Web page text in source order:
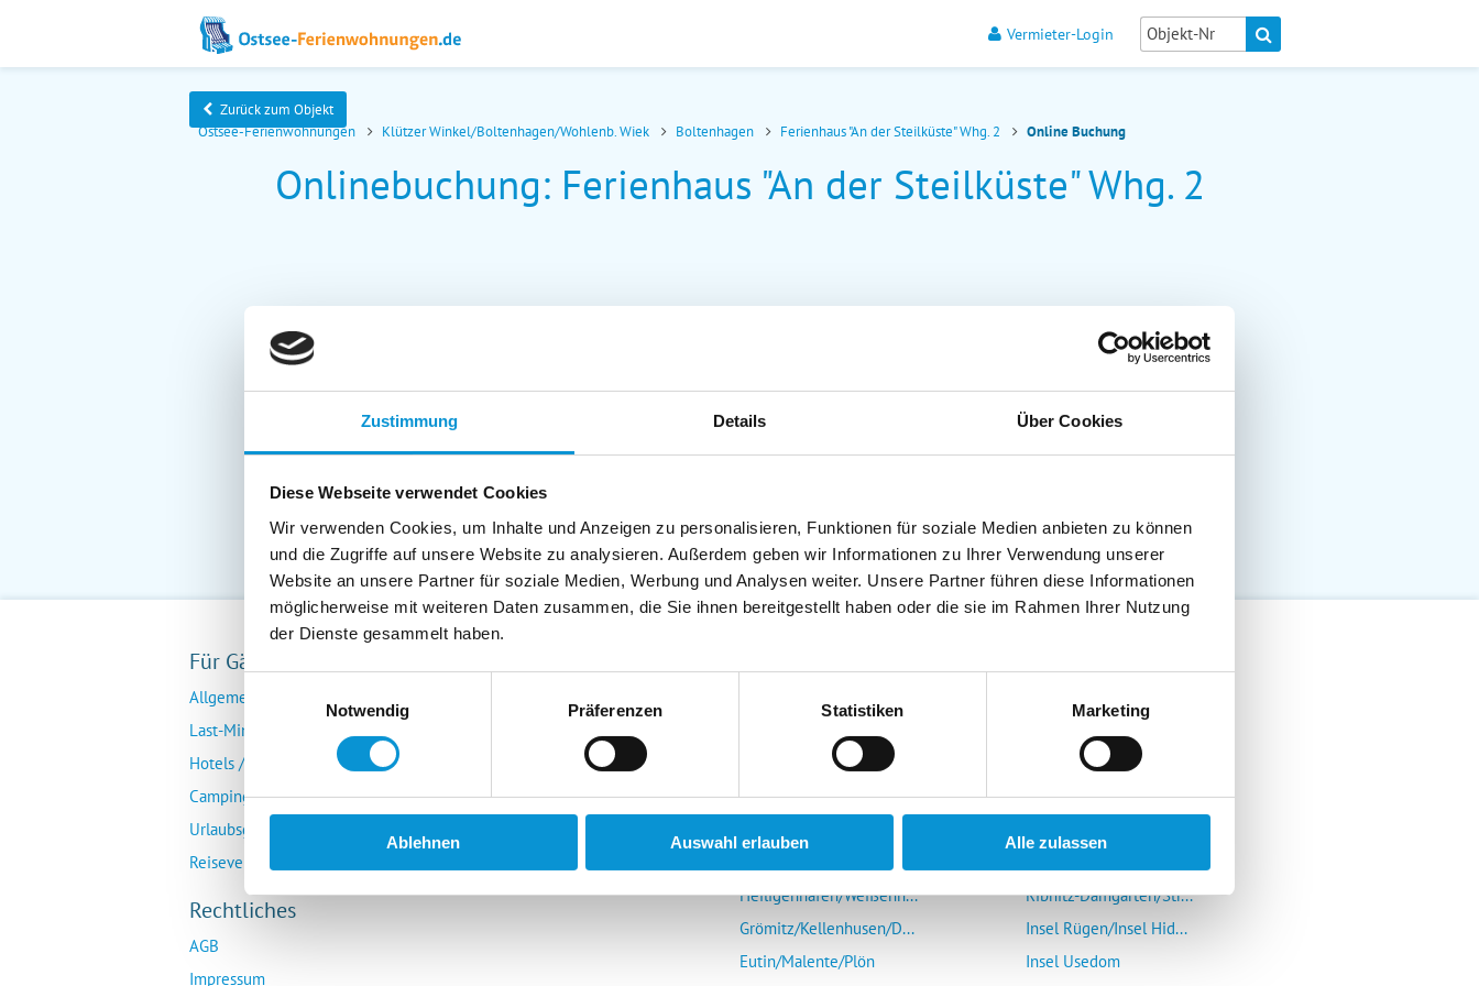
Zustimmung Details Über Cookies
Diese Webseite verwendet Cookies
Wir verwenden Cookies, um Inhalte und Anzeigen zu personalisieren, Funktionen für soziale Medien anbieten zu können
und die Zugriffe auf unsere Website zu analysieren. Außerdem geben wir Informationen zu Ihrer Verwendung unserer
Website an unsere Partner für soziale Medien, Werbung und Analysen weiter. Unsere Partner führen diese Informationen
möglicherweise mit weiteren Daten zusammen, die Sie ihnen bereitgestellt haben oder die sie im Rahmen Ihrer Nutzung
der Dienste gesammelt haben.
Notwendig
Präferenzen Statistiken Marketing
Ablehnen Auswahl erlauben Alle zulassen
Vermieter-Login
Zurück zum Objekt
Ostsee-Ferienwohnungen
Klützer Winkel/Boltenhagen/Wohlenb. Wiek Boltenhagen Ferienhaus "An der Steilküste" Whg. 2 Online Buchung
Onlinebuchung: Ferienhaus "An der Steilküste" Whg. 2
Für Gäste
Allgemeine Buchungsanfrage
Last-Minute-Angebote
Hotels / Pensionen
Campingplätze
Urlaubsgesuche
Reiseversicherung
Rechtliches
AGB
Impressum
Kieler Förde/Kiel/Laboe
Heiligenhafen/Weißenh...
Grömitz/Kellenhusen/D...
Eutin/Malente/Plön
Insel Poel/Wismar
Kühlungsborn/Rerik/Ne...
Ribnitz-Damgarten/Str...
Insel Rügen/Insel Hid...
Insel Usedom